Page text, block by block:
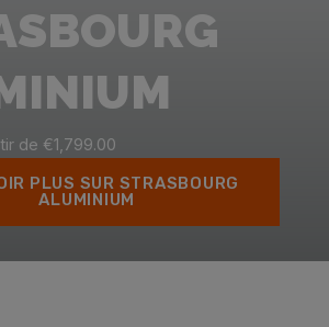
de €1,799.00
PLUS SUR STRASBOURG
ALUMINIUM